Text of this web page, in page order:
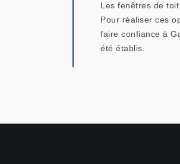
Les fenêtres de
Pour réaliser ces
faire confiance à
été établis.